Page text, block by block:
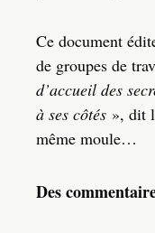
Ce document
de groupes de
d’accueil des
à ses côtés », dit
même moule…
Des